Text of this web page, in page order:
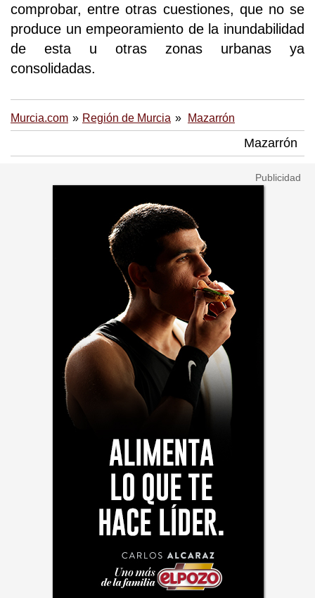
comprobar, entre otras cuestiones, que no se
produce un empeoramiento de la inundabilidad
de esta u otras zonas urbanas ya
consolidadas.
Murcia.com Región de Murcia Mazarrón
Mazarrón